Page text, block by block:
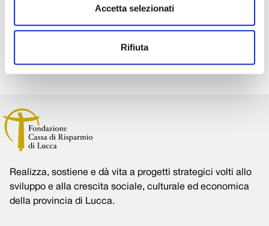
Accetta selezionati
Rifiuta
Condividi su:
Realizza, sostiene e dà vita a progetti strategici volti allo
sviluppo e alla crescita sociale, culturale ed economica
della provincia di Lucca.